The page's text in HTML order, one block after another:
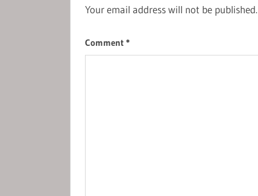
Your email address will not be published.
Comment *